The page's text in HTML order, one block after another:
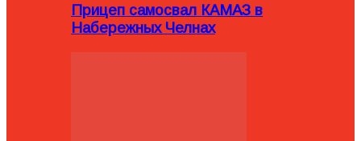
Прицеп самосвал КАМАЗ в
Набережных Челнах